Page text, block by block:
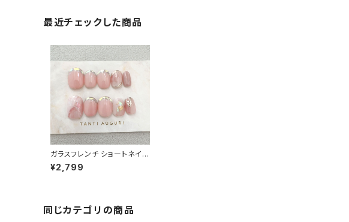
最近チェックした商品
ガラスフレンチ ショートネイル
チップ 結婚式 お呼ばれ ピン
ク色 短め 通販 販売店 売って
¥2,799
同じカテゴリの商品